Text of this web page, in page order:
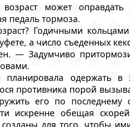
может
педаль тормоза.
Годичными
а число съеденных
— Задумчиво
планировала одержать
противника порой
его по
искренне обещая
для того, чтобы